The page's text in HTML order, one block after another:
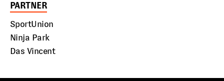
PARTNER
SportUnion
Ninja Park
Das Vincent